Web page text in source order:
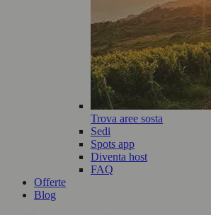
Trova aree sosta
Sedi
Spots app
Diventa host
FAQ
Offerte
Blog